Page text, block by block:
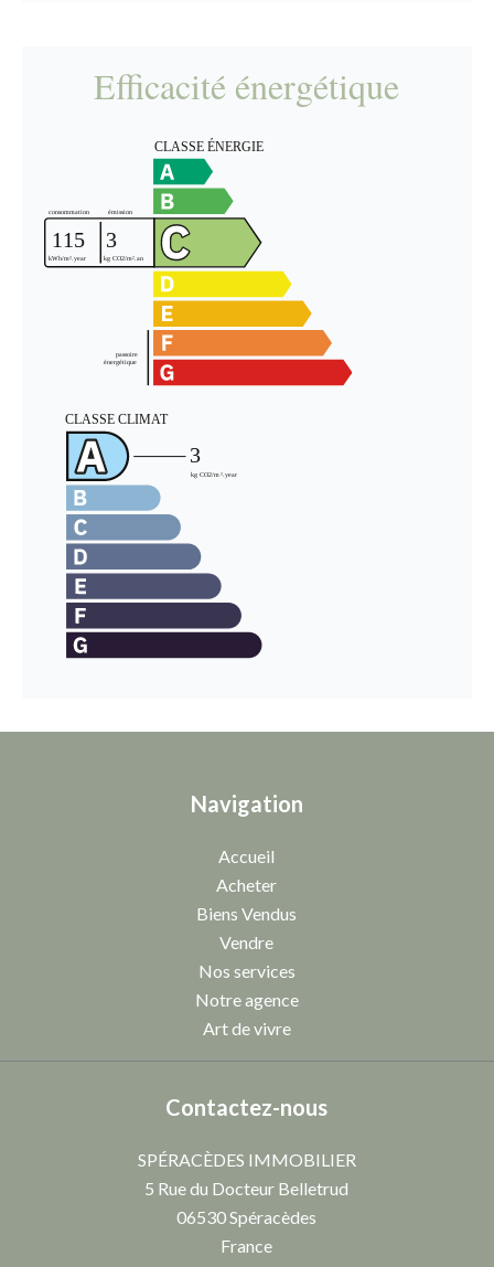
Efficacité énergétique
Navigation
Accueil
Acheter
Biens Vendus
Vendre
Nos services
Notre agence
Art de vivre
Contactez-nous
SPÉRACÈDES IMMOBILIER
5 Rue du Docteur Belletrud
06530Spéracèdes
France